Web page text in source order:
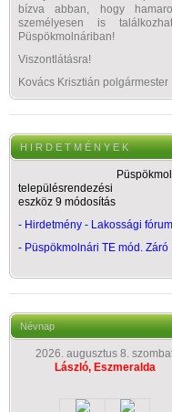
bízva abban, hogy
személyesen is
Püspökmolnáriban!
Viszontlátásra!
Kovács Krisztián polgármester
H I R D E T M É N Y E K
településrendezési
eszköz 9 módosítás
- Hirdetmény - Lakossági fórum
- Püspökmolnári TE mód. Záró
Névnap
2026. augusztus 8.
László, Eszmeralda